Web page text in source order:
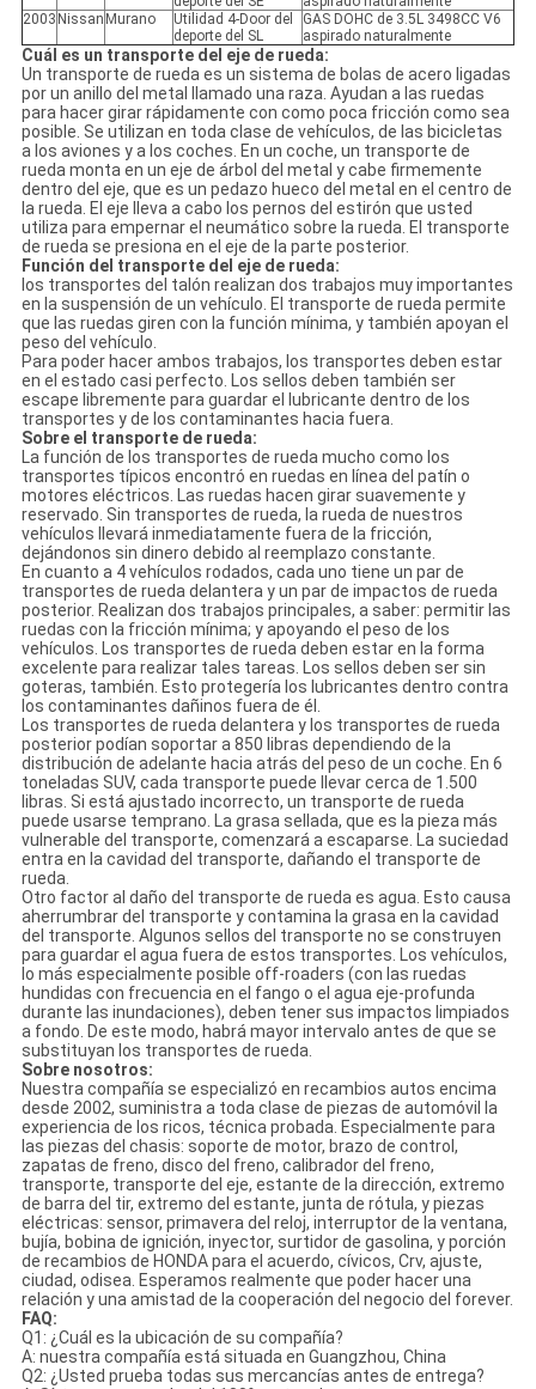
2003 Nissan Murano
Utilidad 4-Door del
deporte del SL
GAS DOHC de 3.5L 3498CC V6
aspirado naturalmente
Cuál es un transporte del eje de rueda:
Un transporte de rueda es un sistema de bolas de acero ligadas
por un anillo del metal llamado una raza. Ayudan a las ruedas
para hacer girar rápidamente con como poca fricción como sea
posible. Se utilizan en toda clase de vehículos, de las bicicletas
a los aviones y a los coches. En un coche, un transporte de
rueda monta en un eje de árbol del metal y cabe firmemente
dentro del eje, que es un pedazo hueco del metal en el centro de
la rueda. El eje lleva a cabo los pernos del estirón que usted
utiliza para empernar el neumático sobre la rueda. El transporte
de rueda se presiona en el eje de la parte posterior.
Función del transporte del eje de rueda:
los transportes del talón realizan dos trabajos muy importantes
en la suspensión de un vehículo. El transporte de rueda permite
que las ruedas giren con la función mínima, y también apoyan el
peso del vehículo.
Para poder hacer ambos trabajos, los transportes deben estar
en el estado casi perfecto. Los sellos deben también ser
escape libremente para guardar el lubricante dentro de los
transportes y de los contaminantes hacia fuera.
Sobre el transporte de rueda:
La función de los transportes de rueda mucho como los
transportes típicos encontró en ruedas en línea del patín o
motores eléctricos. Las ruedas hacen girar suavemente y
reservado. Sin transportes de rueda, la rueda de nuestros
vehículos llevará inmediatamente fuera de la fricción,
dejándonos sin dinero debido al reemplazo constante.
En cuanto a 4 vehículos rodados, cada uno tiene un par de
transportes de rueda delantera y un par de impactos de rueda
posterior. Realizan dos trabajos principales, a saber: permitir las
ruedas con la fricción mínima; y apoyando el peso de los
vehículos. Los transportes de rueda deben estar en la forma
excelente para realizar tales tareas. Los sellos deben ser sin
goteras, también. Esto protegería los lubricantes dentro contra
los contaminantes dañinos fuera de él.
Los transportes de rueda delantera y los transportes de rueda
posterior podían soportar a 850 libras dependiendo de la
distribución de adelante hacia atrás del peso de un coche. En 6
toneladas SUV, cada transporte puede llevar cerca de 1.500
libras. Si está ajustado incorrecto, un transporte de rueda
puede usarse temprano. La grasa sellada, que es la pieza más
vulnerable del transporte, comenzará a escaparse. La suciedad
entra en la cavidad del transporte, dañando el transporte de
rueda.
Otro factor al daño del transporte de rueda es agua. Esto causa
aherrumbrar del transporte y contamina la grasa en la cavidad
del transporte. Algunos sellos del transporte no se construyen
para guardar el agua fuera de estos transportes. Los vehículos,
lo más especialmente posible off-roaders (con las ruedas
hundidas con frecuencia en el fango o el agua eje-profunda
durante las inundaciones), deben tener sus impactos limpiados
a fondo. De este modo, habrá mayor intervalo antes de que se
substituyan los transportes de rueda.
Sobre nosotros:
Nuestra compañía se especializó en recambios autos encima
desde 2002, suministra a toda clase de piezas de automóvil la
experiencia de los ricos, técnica probada. Especialmente para
las piezas del chasis: soporte de motor, brazo de control,
zapatas de freno, disco del freno, calibrador del freno,
transporte, transporte del eje, estante de la dirección, extremo
de barra del tir, extremo del estante, junta de rótula, y piezas
eléctricas: sensor, primavera del reloj, interruptor de la ventana,
bujía, bobina de ignición, inyector, surtidor de gasolina, y porción
de recambios de HONDA para el acuerdo, cívicos, Crv, ajuste,
ciudad, odisea. Esperamos realmente que poder hacer una
relación y una amistad de la cooperación del negocio del forever.
FAQ:
Q1: ¿Cuál es la ubicación de su compañía?
A: nuestra compañía está situada en Guangzhou, China
Q2: ¿Usted prueba todas sus mercancías antes de entrega?